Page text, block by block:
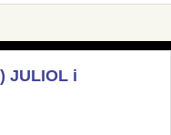
JULIOL i